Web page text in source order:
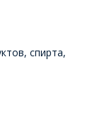
спирта,